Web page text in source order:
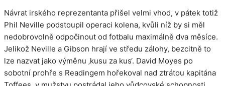
Návrat irského reprezentanta přišel velmi vhod, v pátek totiž
Phil Neville podstoupil operaci kolena, kvůli níž by si měl
nedobrovolně odpočinout od fotbalu maximálně dva měsíce.
Jelikož Neville a Gibson hrají ve středu zálohy, bezcitně to
lze nazvat jako výměnu ‚kusu za kus‘. David Moyes po
sobotní prohře s Readingem hořekoval nad ztrátou kapitána